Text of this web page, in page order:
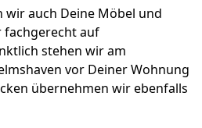
wir auch Deine Möbel und
fachgerecht auf
stehen wir am
vor Deiner Wohnung
übernehmen wir ebenfalls